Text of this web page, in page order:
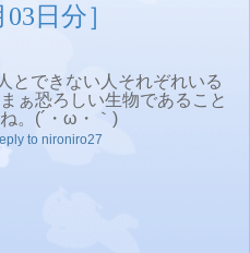
日分］
とできない人それぞれいる
ぁ恐ろしい生物であること
。(´・ω・｀)
to nironiro27